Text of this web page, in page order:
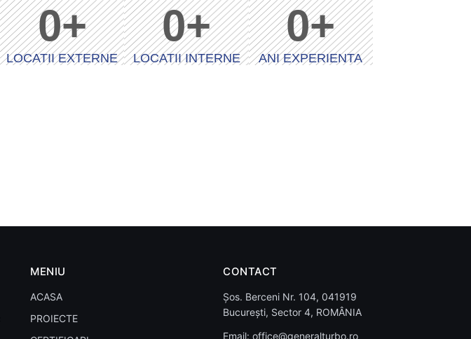
LOCATII EXTERNE
0+
LOCATII INTERNE
0+
ANI EXPERIENTA
0+
MENIU
ACASA
PROIECTE
CONTACT
Șos. Berceni Nr. 104, 041919
București, Sector 4, ROMÂNIA
Email:office@generalturbo.ro